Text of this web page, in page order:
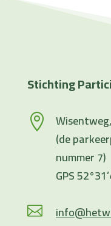
Stichting

(de
nummer 7)
GPS
